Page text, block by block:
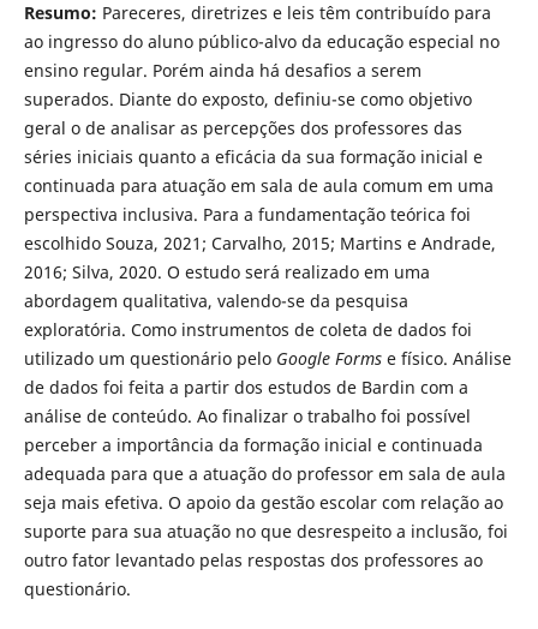
Resumo: Pareceres, diretrizes e leis têm contribuído para
ao ingresso do aluno público-alvo da educação especial no
ensino regular. Porém ainda há desafios a serem
superados. Diante do exposto, definiu-se como objetivo
geral o de analisar as percepções dos professores das
séries iniciais quanto a eficácia da sua formação inicial e
continuada para atuação em sala de aula comum em uma
perspectiva inclusiva. Para a fundamentação teórica foi
escolhido Souza, 2021; Carvalho, 2015; Martins e Andrade,
2016; Silva, 2020. O estudo será realizado em uma
abordagem qualitativa, valendo-se da pesquisa
exploratória. Como instrumentos de coleta de dados foi
utilizado um questionário pelo Google Formse físico. Análise
de dados foi feita a partir dos estudos de Bardin com a
análise de conteúdo. Ao finalizar o trabalho foi possível
perceber a importância da formação inicial e continuada
adequada para que a atuação do professor em sala de aula
seja mais efetiva. O apoio da gestão escolar com relação ao
suporte para sua atuação no que desrespeito a inclusão, foi
outro fator levantado pelas respostas dos professores ao
questionário.